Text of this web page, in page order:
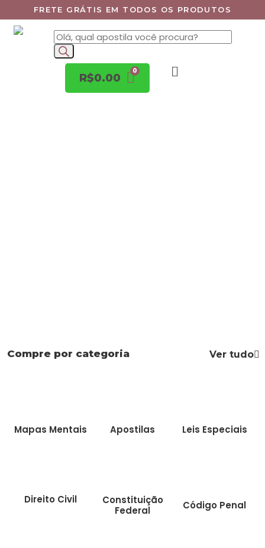
FRETE GRÁTIS EM TODOS OS PRODUTOS
R$0.00
Compre por categoria Ver tudo
Mapas Mentais Apostilas Leis Especiais
Direito Civil
Constituição
Federal
Código Penal